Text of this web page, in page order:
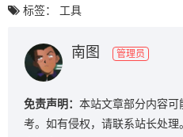
标签： 工具
南图 管理员
免责声明： 本站文章部分内容
考。如有侵权，请联系站长处理